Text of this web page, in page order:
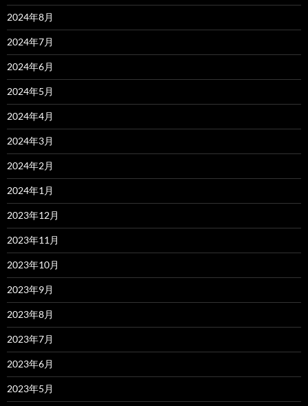
2024年8月
2024年7月
2024年6月
2024年5月
2024年4月
2024年3月
2024年2月
2024年1月
2023年12月
2023年11月
2023年10月
2023年9月
2023年8月
2023年7月
2023年6月
2023年5月